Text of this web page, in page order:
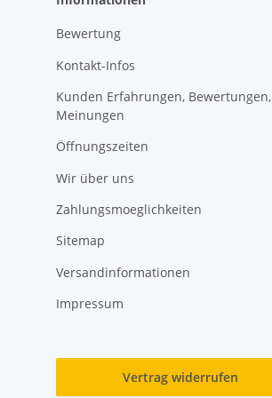
Bewertung
Kontakt-Infos
Kunden Erfahrungen, Bewertungen,
Meinungen
Öffnungszeiten
Wir über uns
Zahlungsmoeglichkeiten
Sitemap
Versandinformationen
Impressum
Vertrag widerrufen